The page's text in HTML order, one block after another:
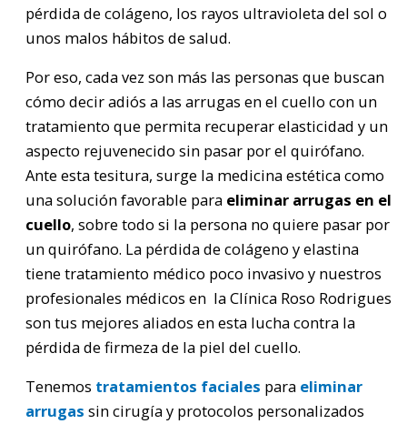
pérdida de colágeno, los rayos ultravioleta del sol o
unos malos hábitos de salud.
Por eso, cada vez son más las personas que buscan
cómo decir adiós a las arrugas en el cuello con un
tratamiento que permita recuperar elasticidad y un
aspecto rejuvenecido sin pasar por el quirófano.
Ante esta tesitura, surge la medicina estética como
una solución favorable para eliminar arrugas en el
cuello, sobre todo si la persona no quiere pasar por
un quirófano. La pérdida de colágeno y elastina
tiene tratamiento médico poco invasivo y nuestros
profesionales médicos en la Clínica Roso Rodrigues
son tus mejores aliados en esta lucha contra la
pérdida de firmeza de la piel del cuello.
Tenemos tratamientos faciales para eliminar
arrugas sin cirugía y protocolos personalizados